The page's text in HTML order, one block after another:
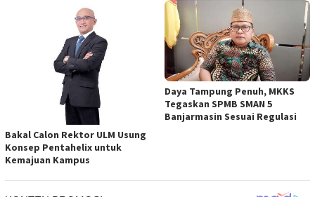
Bakal Calon Rektor ULM Usung
Konsep Pentahelix untuk
Kemajuan Kampus
Daya Tampung Penuh, MKKS
Tegaskan SPMB SMAN 5
Banjarmasin Sesuai Regulasi